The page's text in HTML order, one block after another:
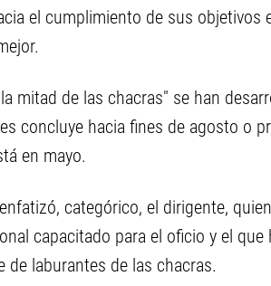
el cumplimiento de sus objetivos
mitad de las chacras" se han
concluye hacia fines de agosto o
en mayo.
categórico, el dirigente,
capacitado para el oficio y el
de laburantes de las chacras.